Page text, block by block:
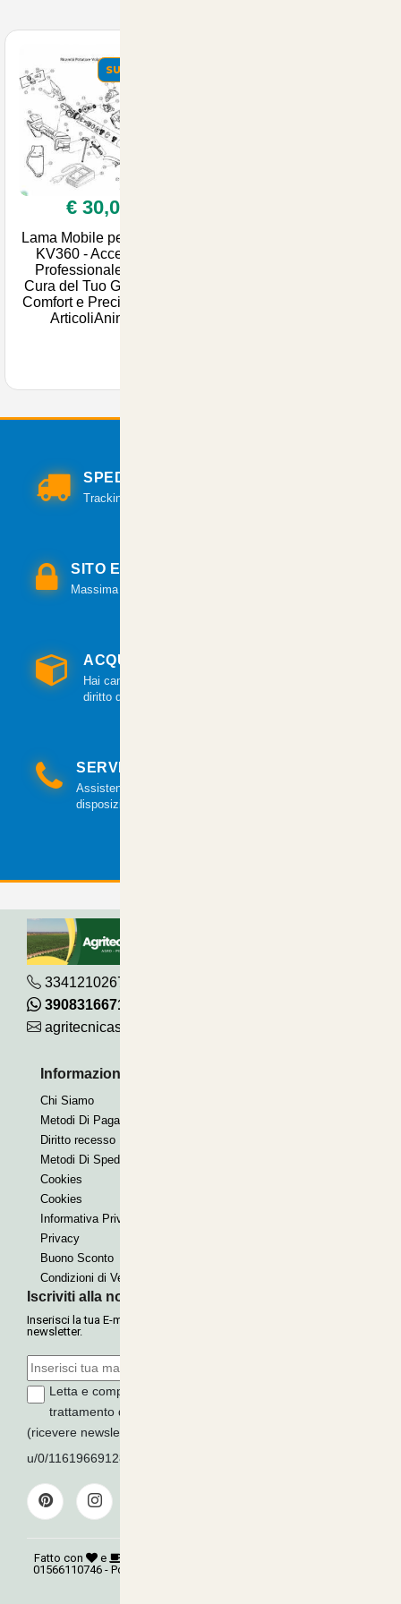
SUMMER
€ 30,00
Lama Mobile per Forbici
KV360 - Accessorio
Professionale per la
Cura del Tuo Giardino |
Comfort e Precisione su
ArticoliAnimali.
SPEDIZIONI VELOCI
Tracking per il monitoraggio della spedizione.
SITO E PAGAMENTI SICURI
Massima sicurezza per tutte le modalità di pagamento.
ACQUISTO GARANTITO
Hai cambiato idea? Hai 14 giorni per esercitare il
diritto di recesso.
SERVIZIO CLIENTI
Assistenza clienti via mail e telefonica a tua
disposizione.
3341210267
390831667115
agritecnicasrl@gmail.com
Informazioni Utili
Chi Siamo
Metodi Di Pagamento
Diritto recesso
Metodi Di Spedizione
Cookies
Cookies
Informativa Privacy
Privacy
Buono Sconto
Condizioni di Vendita
Iscriviti alla nostra Newsletter
Inserisci la tua E-mail per ricevere le nostre offerte tramite
newsletter.
Letta e compresa l'informativa sulla
trattamento dei miei dati per finalità di marketing
(ricevere newsletter, novità, promozioni) da parte di
u/0/116196691289279339016
Fatto con e
01566110746 - Powered: